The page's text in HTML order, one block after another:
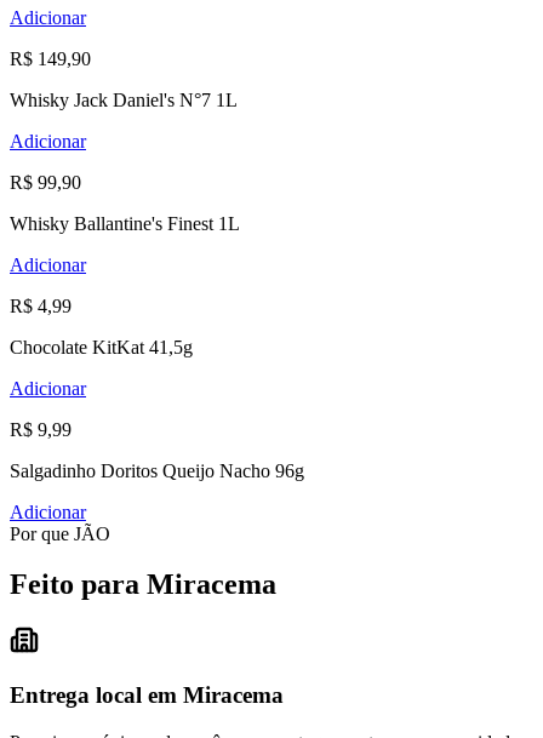
Adicionar
R$ 149,90
Whisky Jack Daniel's N°7 1L
Adicionar
R$ 99,90
Whisky Ballantine's Finest 1L
Adicionar
R$ 4,99
Chocolate KitKat 41,5g
Adicionar
R$ 9,99
Salgadinho Doritos Queijo Nacho 96g
Adicionar
Por que JÃO
Feito para Miracema
Entrega local em Miracema